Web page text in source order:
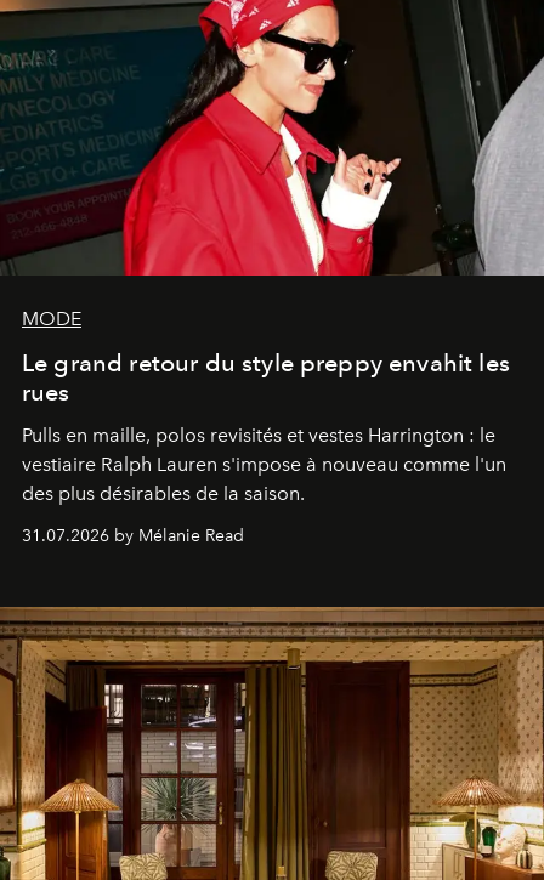
MODE
Le grand retour du style preppy envahit les
rues
Pulls en maille, polos revisités et vestes Harrington : le
vestiaire Ralph Lauren s'impose à nouveau comme l'un
des plus désirables de la saison.
31.07.2026 by Mélanie Read